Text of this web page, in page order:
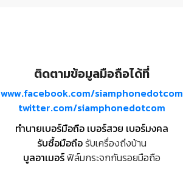
ติดตามข้อมูลมือถือได้ที่
www.facebook.com/siamphonedotcom
twitter.com/siamphonedotcom
ทำนายเบอร์มือถือ เบอร์สวย เบอร์มงคล
รับซื้อมือถือรับเครื่องถึงบ้าน
บูลอาเมอร์ฟิล์มกระจกกันรอยมือถือ